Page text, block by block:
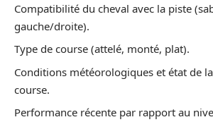
Compatibilité du cheval avec la piste
gauche/droite).
Type de course (attelé, monté, plat).
Conditions météorologiques et état de
course.
Performance récente par rapport au